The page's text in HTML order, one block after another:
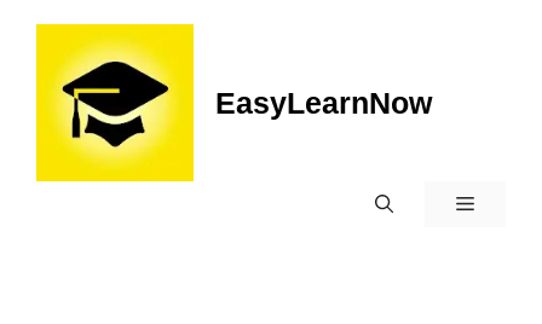
EasyLearnNow